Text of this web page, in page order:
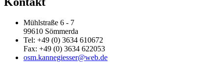
Mühlstraße 6 - 7
99610 Sömmerda
Tel: +49 (0) 3634 610672
Fax: +49 (0) 3634 622053
osm.kannegiesser@web.de